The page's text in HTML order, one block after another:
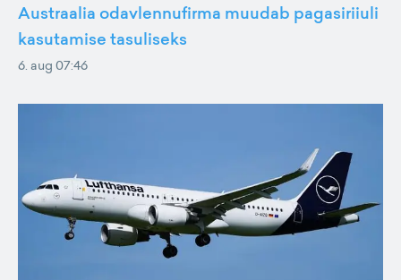
Austraalia odavlennufirma muudab pagasiriiuli
kasutamise tasuliseks
6. aug 07:46